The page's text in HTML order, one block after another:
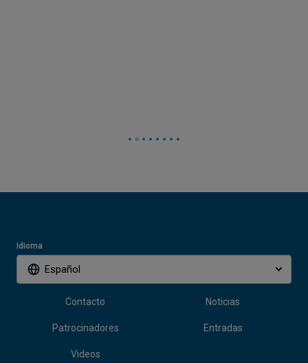
Idioma
Español
Contacto Noticias
Patrocinadores Entradas
Videos